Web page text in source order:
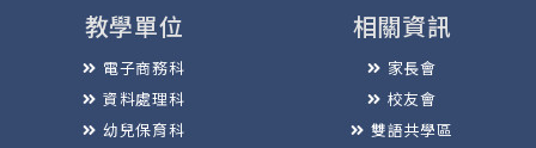
教學單位
電子商務科
資料處理科
幼兒保育科
相關資訊
家長會
校友會
雙語共學區